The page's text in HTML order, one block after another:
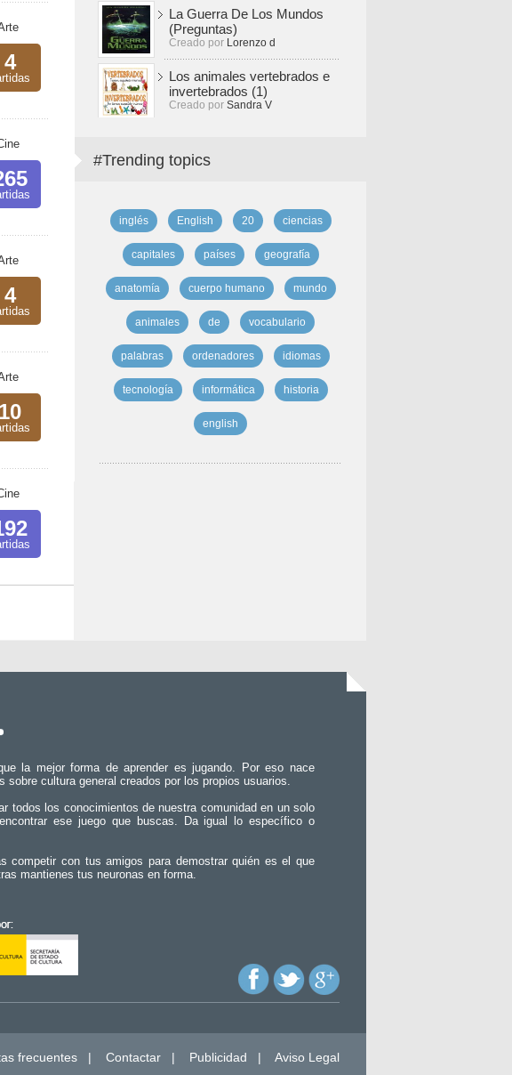
4
4
10
La Guerra De Los Mundos
(Preguntas)
Creado por Lorenzo d
Los animales vertebrados e
invertebrados (1)
Creado por Sandra V
#Trending topics
inglés English 20 ciencias
capitales países geografía
anatomía cuerpo humano mundo
animales de vocabulario
palabras ordenadores idiomas
tecnología informática historia
english
la mejor forma de aprender es jugando. Por eso nace
sobre cultura general creados por los propios usuarios.
todos los conocimientos de nuestra comunidad en un solo
ese juego que buscas. Da igual lo específico o
competir con tus amigos para demostrar quién es el que
mantienes tus neuronas en forma.
frecuentes | Contactar | Publicidad | Aviso Legal